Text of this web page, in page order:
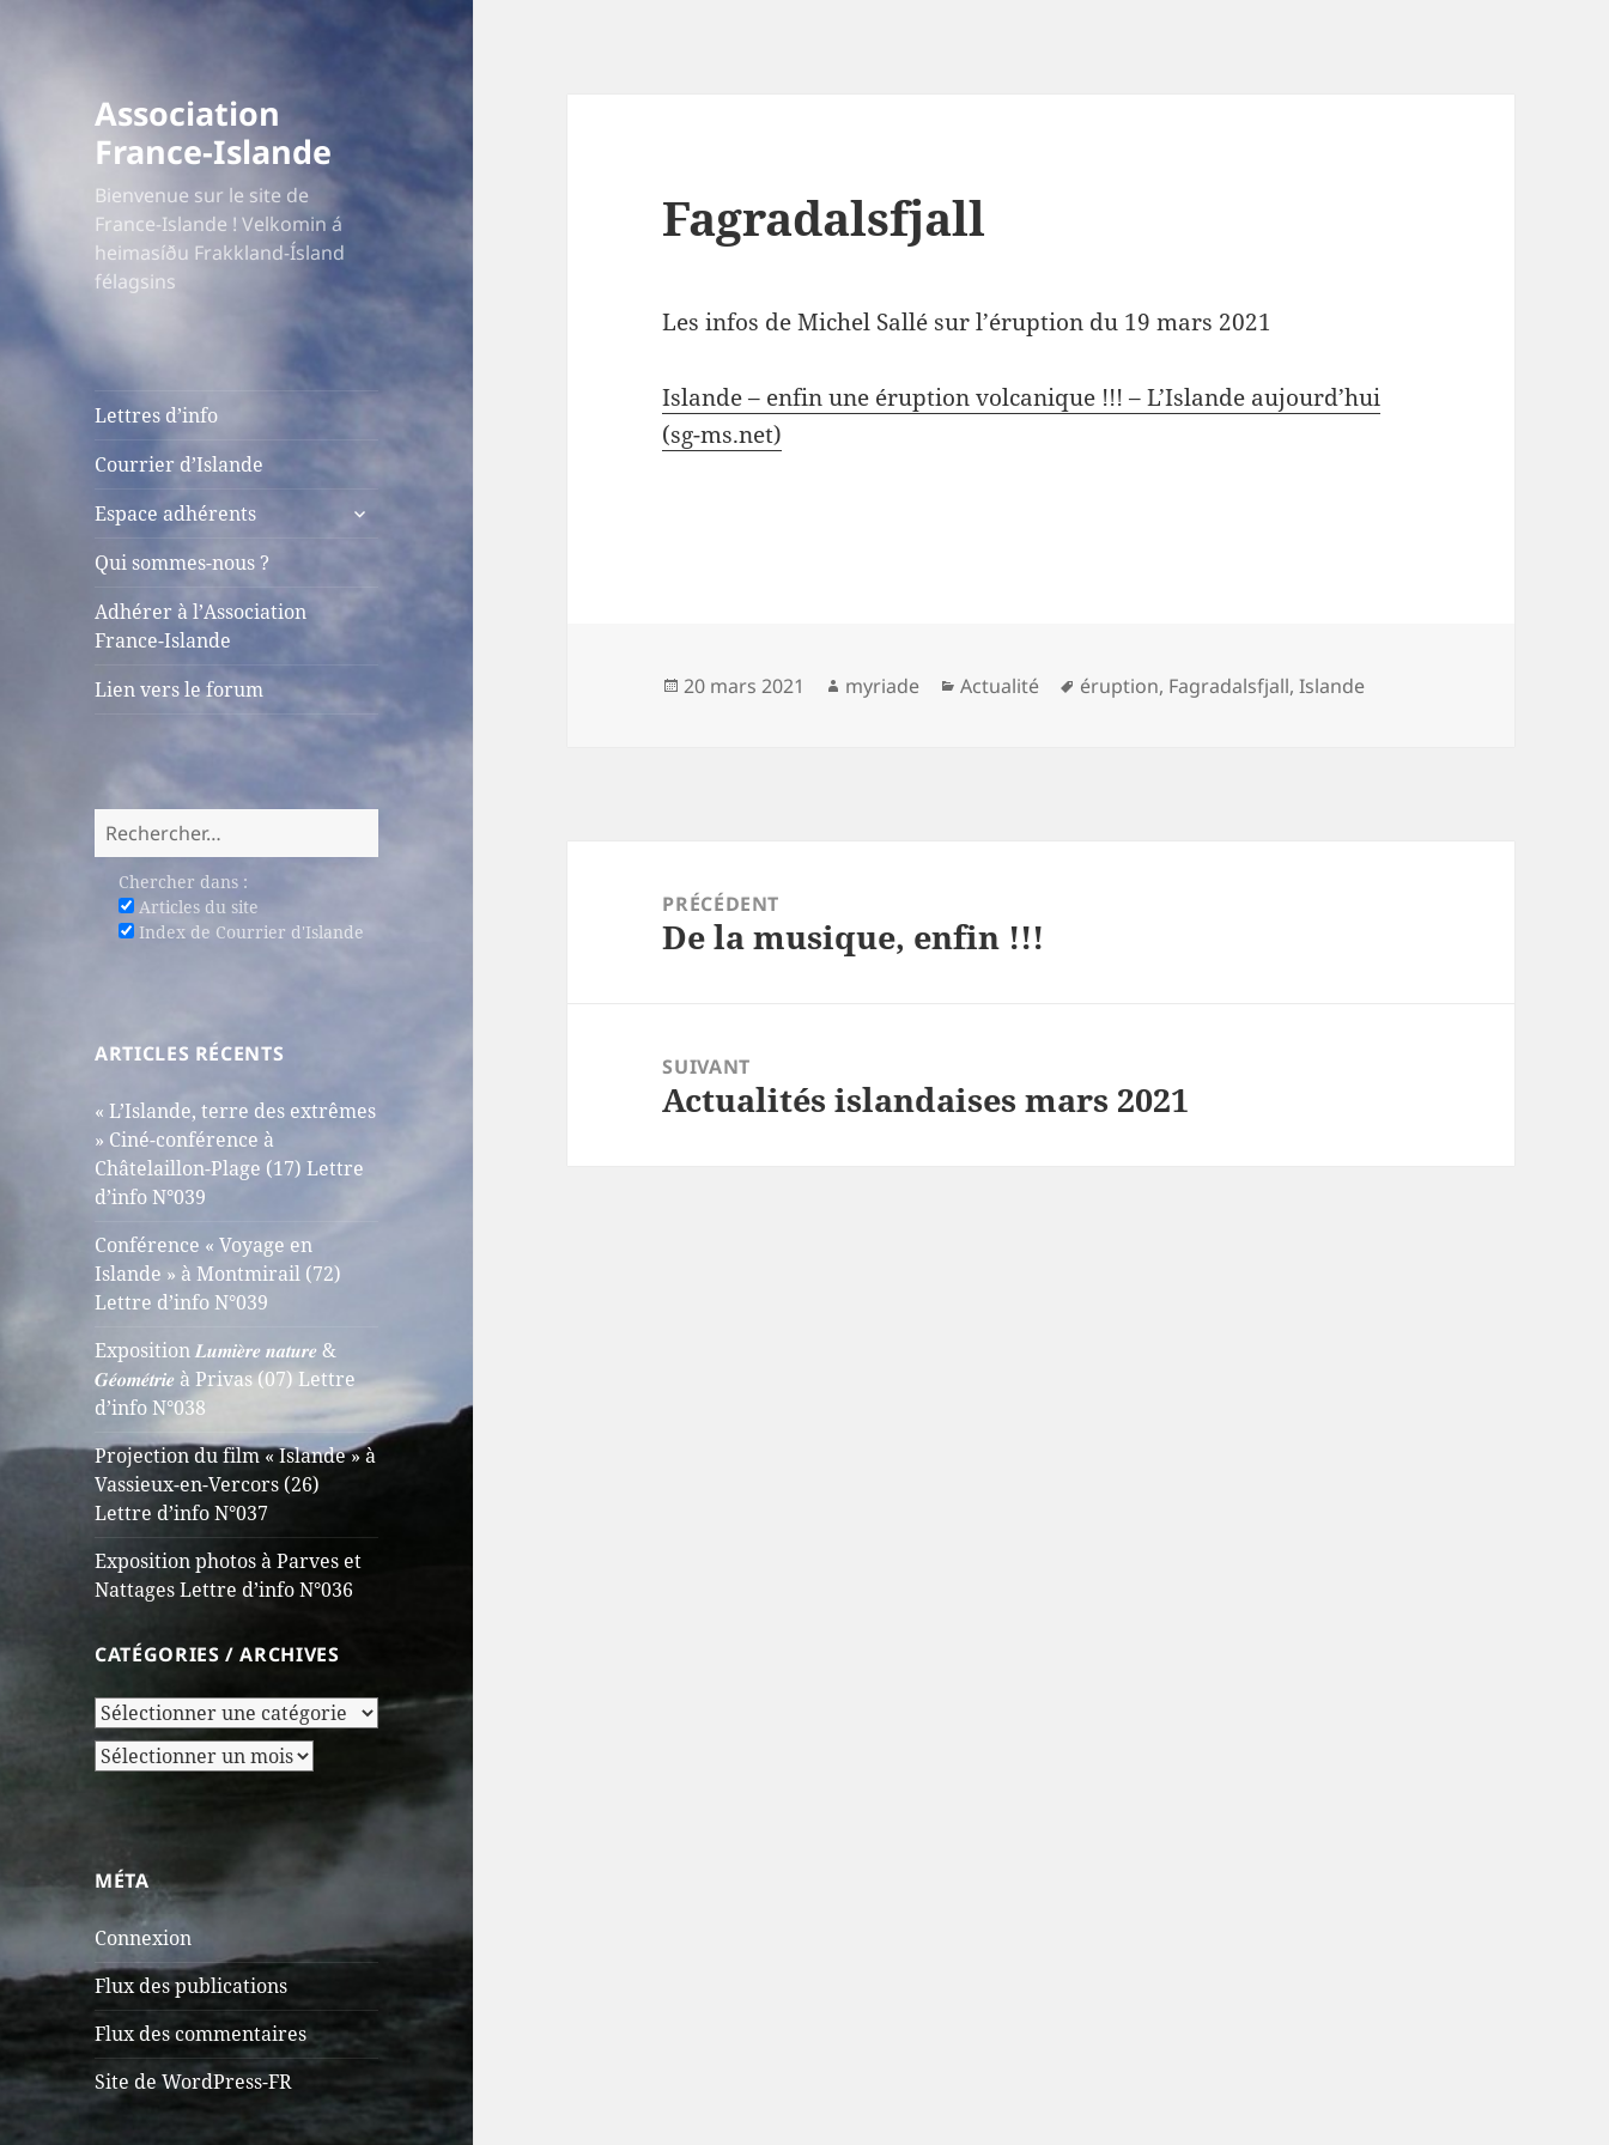
Association
France-Islande
Bienvenue sur le site de
France-Islande ! Velkomin á
heimasíðu Frakkland-Ísland
félagsins
Lettres d’info
Courrier d’Islande
Espace adhérents
ouvrir
Qui sommes-nous ?
Adhérer à l’Association
France-Islande
Lien vers le forum
Rechercher :
Chercher dans :
Articles du site
Index de Courrier d'Islande
ARTICLES RÉCENTS
« L’Islande, terre des extrêmes
» Ciné-conférence à
Châtelaillon-Plage (17) Lettre
d’info N°039
Conférence « Voyage en
Islande » à Montmirail (72)
Lettre d’info N°039
Exposition 𝑳𝒖𝒎𝒊𝒆̀𝒓𝒆 𝒏𝒂𝒕𝒖𝒓𝒆 &
𝑮𝒆́𝒐𝒎𝒆́𝒕𝒓𝒊𝒆 à Privas (07) Lettre
d’info N°038
Projection du film « Islande » à
Vassieux-en-Vercors (26)
Lettre d’info N°037
Exposition photos à Parves et
Nattages Lettre d’info N°036
CATÉGORIES / ARCHIVES
Catégories
/
Archives
Archives
MÉTA
Connexion
Flux des publications
Flux des commentaires
Site de WordPress-FR
Fagradalsfjall
Les infos de Michel Sallé sur l’éruption du 19 mars 2021
Islande – enfin une éruption volcanique !!! – L’Islande aujourd’hui
(sg-ms.net)
Publié
20 mars 2021 Auteur
myriade Catégories
Actualité
Mots-
éruption, Fagradalsfjall,Islande
PRÉCÉDENT
Article
De la musique, enfin !!!
SUIVANT
Article
Actualités islandaises mars 2021